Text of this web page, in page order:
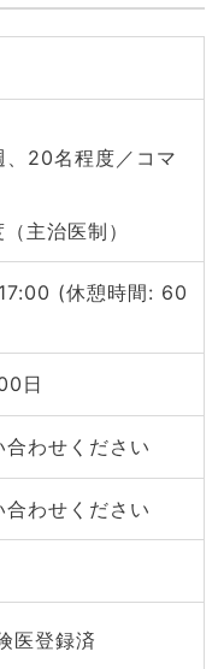
、20名程度／コマ
主治医制）
(休憩時間: 60
日
わせください
わせください
医登録済